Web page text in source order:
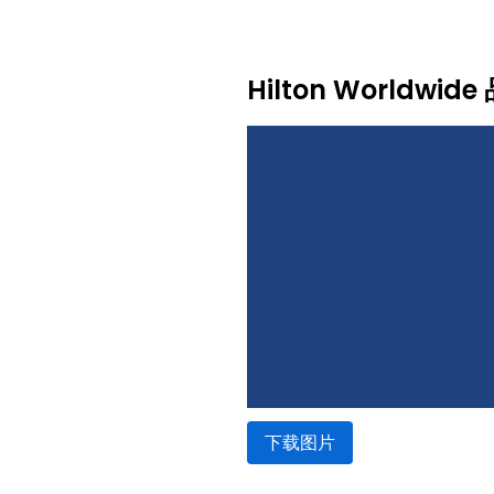
Hilton Worldwide
下载图片